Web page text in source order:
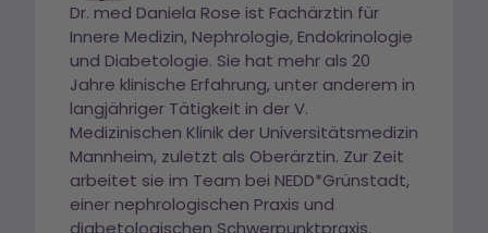
Dr. med Daniela Rose ist Fachärztin für
Innere Medizin, Nephrologie, Endokrinologie
und Diabetologie. Sie hat mehr als 20
Jahre klinische Erfahrung, unter anderem in
langjähriger Tätigkeit in der V.
Medizinischen Klinik der Universitätsmedizin
Mannheim, zuletzt als Oberärztin. Zur Zeit
arbeitet sie im Team bei NEDD*Grünstadt,
einer nephrologischen Praxis und
diabetologischen Schwerpunktpraxis.